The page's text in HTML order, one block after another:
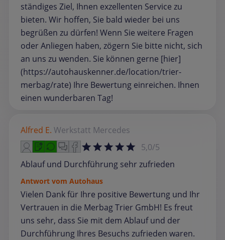
ständiges Ziel, Ihnen exzellenten Service zu
bieten. Wir hoffen, Sie bald wieder bei uns
begrüßen zu dürfen! Wenn Sie weitere Fragen
oder Anliegen haben, zögern Sie bitte nicht, sich
an uns zu wenden. Sie können gerne [hier]
(https://autohauskenner.de/location/trier-
merbag/rate) Ihre Bewertung einreichen. Ihnen
einen wunderbaren Tag!
Alfred E. Werkstatt Mercedes
5,0/5
Ablauf und Durchführung sehr zufrieden
Antwort vom Autohaus
Vielen Dank für Ihre positive Bewertung und Ihr
Vertrauen in die Merbag Trier GmbH! Es freut
uns sehr, dass Sie mit dem Ablauf und der
Durchführung Ihres Besuchs zufrieden waren.